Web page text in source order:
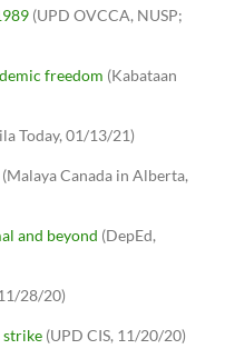
(UPD OVCCA, NUSP;
freedom (Kabataan
Today, 01/13/21)
(Malaya Canada in Alberta,
and beyond (DepEd,
28/20)
strike (UPD CIS, 11/20/20)